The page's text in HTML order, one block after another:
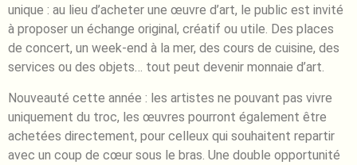
unique : au lieu d’acheter une œuvre d’art, le public est invité
à proposer un échange original, créatif ou utile. Des places
de concert, un week-end à la mer, des cours de cuisine, des
services ou des objets… tout peut devenir monnaie d’art.
Nouveauté cette année : les artistes ne pouvant pas vivre
uniquement du troc, les œuvres pourront également être
achetées directement, pour celleux qui souhaitent repartir
avec un coup de cœur sous le bras. Une double opportunité